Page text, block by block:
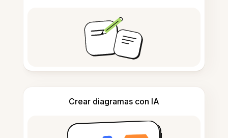
Crear diagramas con IA